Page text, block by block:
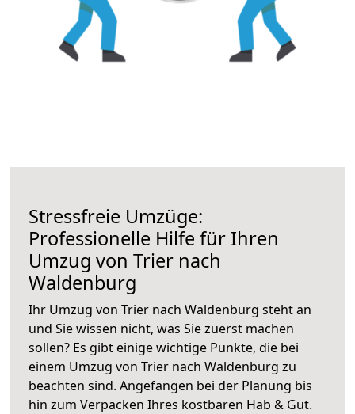
Stressfreie Umzüge:
Professionelle Hilfe für Ihren
Umzug von Trier nach
Waldenburg
Ihr Umzug von Trier nach Waldenburg steht an
und Sie wissen nicht, was Sie zuerst machen
sollen? Es gibt einige wichtige Punkte, die bei
einem Umzug von Trier nach Waldenburg zu
beachten sind. Angefangen bei der Planung bis
hin zum Verpacken Ihres kostbaren Hab & Gut.